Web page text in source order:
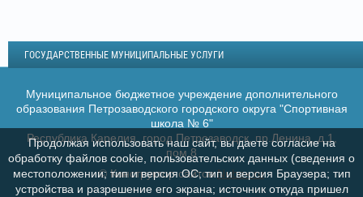
ГОСУДАРСТВЕННЫЕ МУНИЦИПАЛЬНЫЕ УСЛУГИ
Муниципальное бюджетное учреждение дополнительного
образования Петрозаводского городского округа "Спортивная
школа № 6"
Республика Карелия, город Петрозаводск, пр.Ленина, д.1,
пом.8
© Конструктор сайтовNubex.ru
Продолжая использовать наш сайт, вы даете согласие на
обработку файлов cookie, пользовательских данных (сведения о
местоположении; тип и версия ОС; тип и версия Браузера; тип
устройства и разрешение его экрана; источник откуда пришел